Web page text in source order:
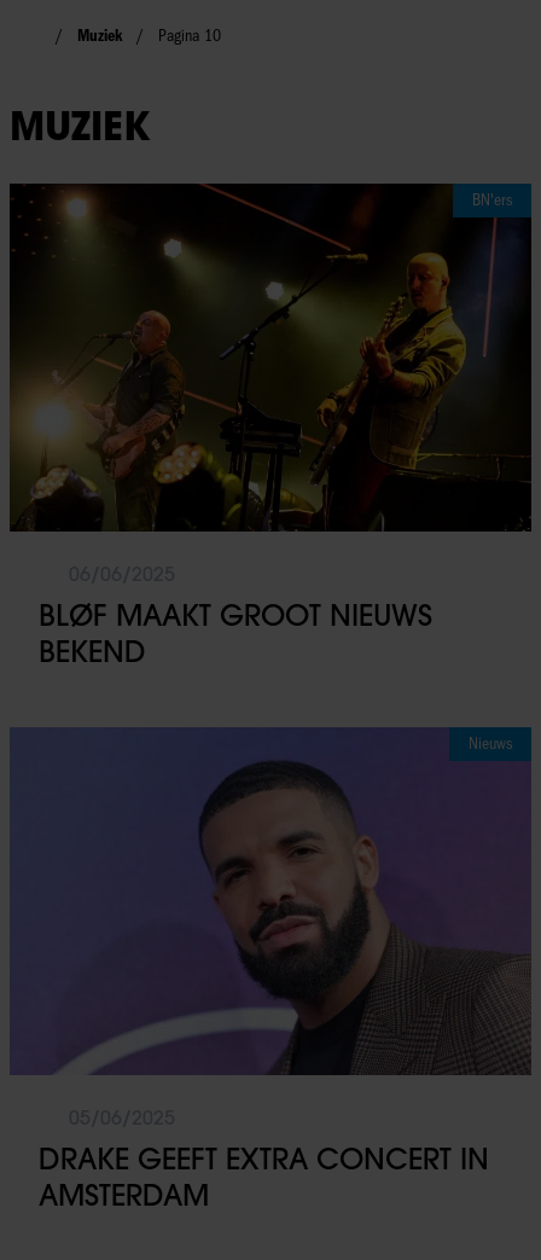
Muziek Pagina 10
MUZIEK
BN'ers
BLØF MAAKT GROOT NIEUWS
BEKEND
Nieuws
DRAKE GEEFT EXTRA CONCERT IN
AMSTERDAM